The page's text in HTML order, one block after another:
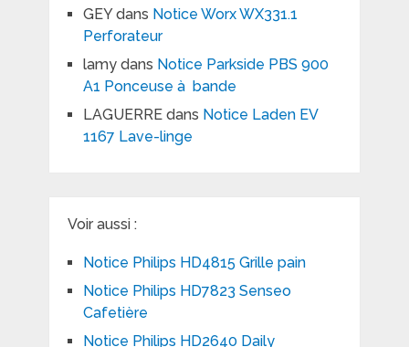
GEYdans Notice Worx WX331.1
Perforateur
lamydans Notice Parkside PBS 900
A1 Ponceuse à bande
LAGUERREdans Notice Laden EV
1167 Lave-linge
Voir aussi :
Notice Philips HD4815 Grille pain
Notice Philips HD7823 Senseo
Cafetière
Notice Philips HD2640 Daily